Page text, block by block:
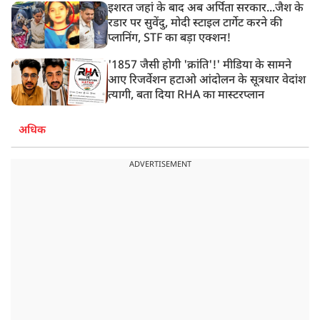
इशरत जहां के बाद अब अर्पिता सरकार...जैश के
रडार पर सुवेंदु, मोदी स्टाइल टार्गेट करने की
प्लानिंग, STF का बड़ा एक्शन!
'1857 जैसी होगी 'क्रांति'!' मीडिया के सामने
आए रिजर्वेशन हटाओ आंदोलन के सूत्रधार वेदांश
त्यागी, बता दिया RHA का मास्टरप्लान
अधिक
ADVERTISEMENT